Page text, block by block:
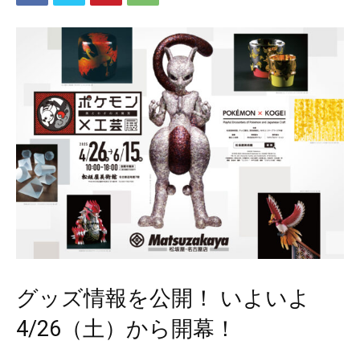
グッズ情報を公開！ いよいよ
4/26（土）から開幕！